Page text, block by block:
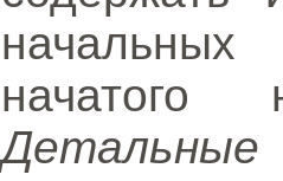
начатого